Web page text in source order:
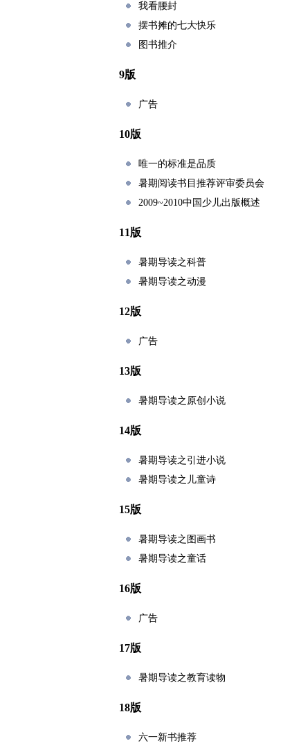
我看腰封
摆书摊的七大快乐
图书推介
9版
广告
10版
唯一的标准是品质
暑期阅读书目推荐评审委员会
2009~2010中国少儿出版概述
11版
暑期导读之科普
暑期导读之动漫
12版
广告
13版
暑期导读之原创小说
14版
暑期导读之引进小说
暑期导读之儿童诗
15版
暑期导读之图画书
暑期导读之童话
16版
广告
17版
暑期导读之教育读物
18版
六一新书推荐